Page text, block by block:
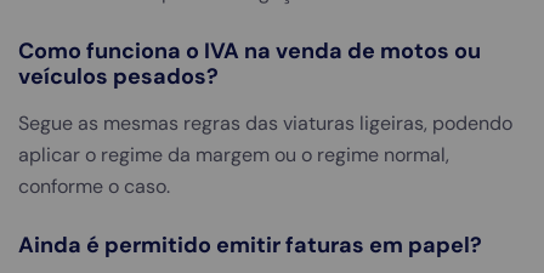
Como funciona o IVA na venda de motos ou
veículos pesados?
Segue as mesmas regras das viaturas ligeiras, podendo
aplicar o regime da margem ou o regime normal,
conforme o caso.
Ainda é permitido emitir faturas em papel?